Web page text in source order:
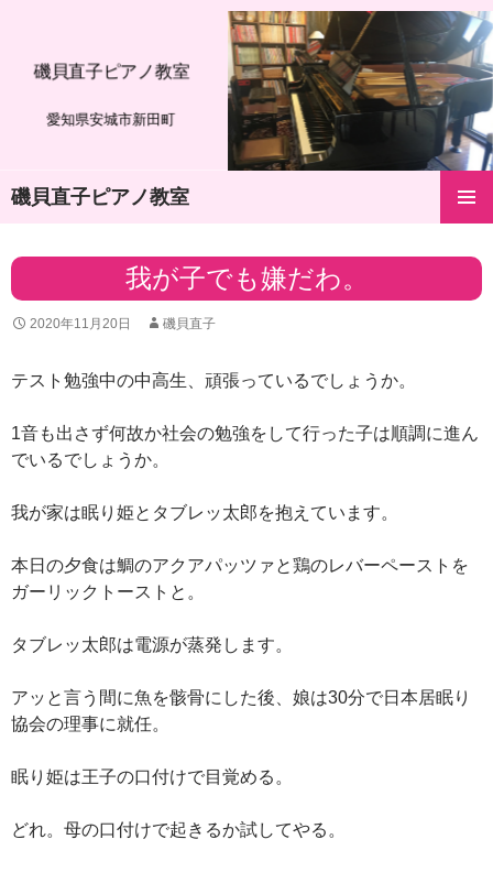
愛知県安城市新田町
磯貝直子ピアノ教室
磯貝直子ピアノ教室
テ
へ
キ
プ
我が子でも嫌だわ。
2020年11月20日 磯貝直子
テスト勉強中の中高生、頑張っているでしょうか。
1音も出さず何故か社会の勉強をして行った子は順調に進ん
でいるでしょうか。
我が家は眠り姫とタブレッ太郎を抱えています。
本日の夕食は鯛のアクアパッツァと鶏のレバーペーストを
ガーリックトーストと。
タブレッ太郎は電源が蒸発します。
アッと言う間に魚を骸骨にした後、娘は30分で日本居眠り
協会の理事に就任。
眠り姫は王子の口付けで目覚める。
どれ。母の口付けで起きるか試してやる。